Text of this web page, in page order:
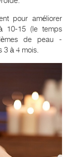
pour améliorer
10-15 (le temps
de peau -
3 à 4 mois.